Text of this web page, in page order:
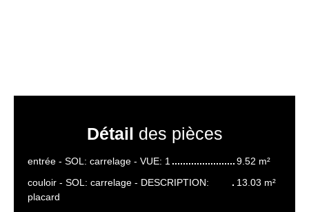
Détail des pièces
entrée - SOL: carrelage - VUE: 1
9.52 m²
couloir - SOL: carrelage - DESCRIPTION:
placard
13.03 m²